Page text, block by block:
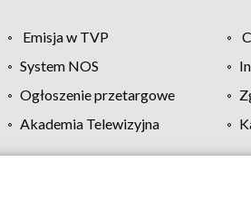
Emisja w TVP
System NOS
Ogłoszenie przetargowe
Akademia Telewizyjna